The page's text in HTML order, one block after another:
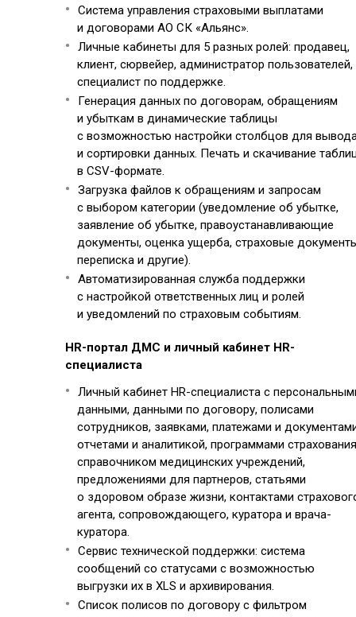
Система управления страховыми выплатами
и договорами АО СК «Альянс».
Личные кабинеты для 5 разных ролей: продавец,
клиент, сюрвейер, администратор пользователей,
специалист по поддержке.
Генерация данных по договорам, обращениям
и убыткам в динамические таблицы
с возможностью настройки столбцов для
и сортировки данных. Печать и скачивание
в CSV-формате.
Загрузка файлов к обращениям и запросам
с выбором категории (уведомление об убытке,
заявление об убытке, правоустанавливающие
документы, оценка ущерба, страховые
переписка и другие).
Автоматизированная служба поддержки
с настройкой ответственных лиц и ролей
и уведомлений по страховым событиям.
HR-портал ДМС и личный кабинет HR-
специалиста
Личный кабинет HR-специалиста с
данными, данными по договору, полисами
сотрудников, заявками, платежами и
отчетами и аналитикой, программами
справочником медицинских учреждений,
предложениями для партнеров, статьями
о здоровом образе жизни, контактами
агента, сопровождающего, куратора и врача-
куратора.
Сервис технической поддержки: система
сообщений со статусами с возможностью
выгрузки их в XLS и архивирования.
Список полисов по договору с фильтром